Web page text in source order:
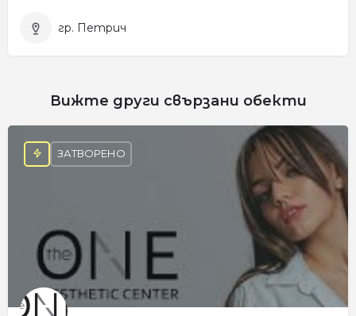
гр. Петрич
Вижте други свързани обекти
ЗАТВОРЕНО